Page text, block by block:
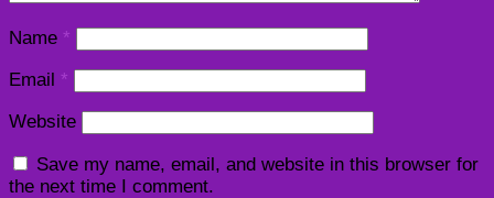
Name *
Email *
Website
Save my name, email, and website in this browser for
the next time I comment.